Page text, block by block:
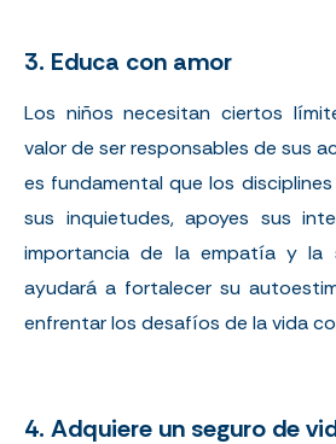
3. Educa con amor
Los niños necesitan ciertos
valor de ser responsables de sus
es fundamental que los
sus inquietudes, apoyes sus
importancia de la empatía y la
ayudará a fortalecer su
enfrentar los desafíos de la vida
4. Adquiere un seguro de